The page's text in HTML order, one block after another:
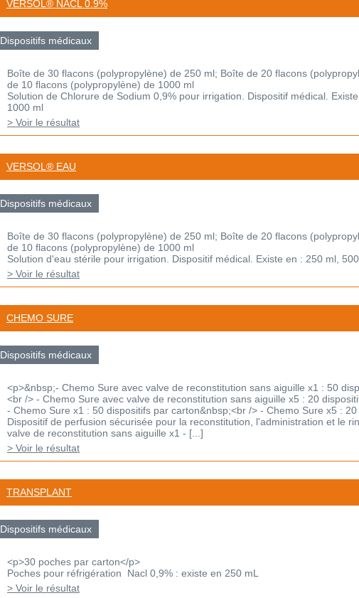
VERSOL® NACL 0.9%
Dispositifs médicaux
Boîte de 30 flacons (polypropylène) de 250 ml; Boîte de 20 flacons
de 10 flacons (polypropylène) de 1000 ml
Solution de Chlorure de Sodium 0,9% pour irrigation. Dispositif médical.
1000 ml
> Voir le résultat
VERSOL® EAU
Dispositifs médicaux
Boîte de 30 flacons (polypropylène) de 250 ml; Boîte de 20 flacons
de 10 flacons (polypropylène) de 1000 ml
Solution d'eau stérile pour irrigation. Dispositif médical. Existe en : 250 ml,
> Voir le résultat
CHEMO SURE
Dispositifs médicaux
<p>&nbsp;- Chemo Sure avec valve de reconstitution sans aiguille x1 : 50
<br /> - Chemo Sure avec valve de reconstitution sans aiguille x5 : 20
- Chemo Sure x1 : 50 dispositifs par carton&nbsp;<br /> - Chemo Sure x5 :
Dispositif de perfusion sécurisée pour la reconstitution, l'administration et le
valve de reconstitution sans aiguille x1 - [...]
> Voir le résultat
TRANSPLANT
Dispositifs médicaux
<p>30 poches par carton</p>
Poches pour réfrigération Nacl 0,9% : existe en 250 mL
> Voir le résultat